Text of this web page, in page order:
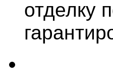
отделку